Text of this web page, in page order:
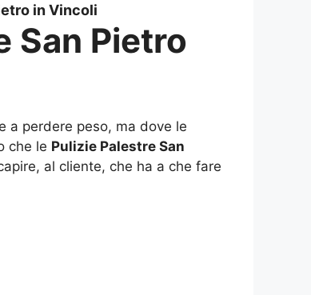
in Vincoli
San Pietro
a perdere peso, ma dove le
che le Pulizie Palestre San
al cliente, che ha a che fare